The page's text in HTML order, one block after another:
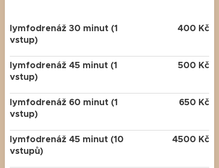
lymfodrenáž 30 minut (1
vstup)
400 Kč
lymfodrenáž 45 minut (1
vstup)
500 Kč
lymfodrenáž 60 minut (1
vstup)
650 Kč
lymfodrenáž 45 minut (10
vstupů)
4500 Kč